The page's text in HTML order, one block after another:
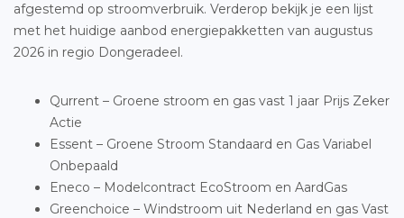
afgestemd op stroomverbruik. Verderop bekijk je een lijst
met het huidige aanbod energiepakketten van augustus
2026 in regio Dongeradeel.
Qurrent – Groene stroom en gas vast 1 jaar Prijs Zeker
Actie
Essent – Groene Stroom Standaard en Gas Variabel
Onbepaald
Eneco – Modelcontract EcoStroom en AardGas
Greenchoice – Windstroom uit Nederland en gas Vast